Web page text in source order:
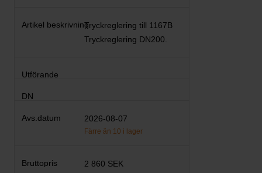
Tryckreglering till 1167B
Tryckreglering DN200.
2026-08-07
Färre än 10 i lager
2 860 SEK